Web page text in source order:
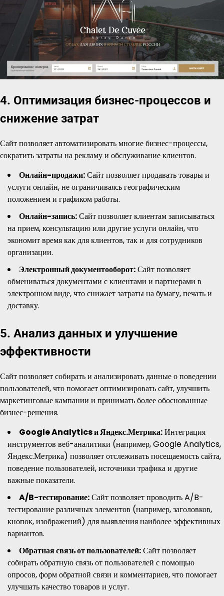
4. Оптимизация бизнес-процессов и
снижение затрат
Сайт позволяет автоматизировать многие бизнес-процессы,
сократить затраты на рекламу и обслуживание клиентов.
Онлайн-продажи:Сайт позволяет продавать товары и
услуги онлайн, не ограничиваясь географическим
положением и графиком работы.
Онлайн-запись:Сайт позволяет клиентам записываться
на прием, консультацию или другие услуги онлайн, что
экономит время как для клиентов, так и для сотрудников
организации.
Электронный документооборот:Сайт позволяет
обмениваться документами с клиентами и партнерами в
электронном виде, что снижает затраты на бумагу, печать и
доставку.
5. Анализ данных и улучшение
эффективности
Сайт позволяет собирать и анализировать данные о поведении
пользователей, что помогает оптимизировать сайт, улучшить
маркетинговые кампании и принимать более обоснованные
бизнес-решения.
Google Analytics и Яндекс.Метрика:Интеграция
инструментов веб-аналитики (например, Google Analytics,
Яндекс.Метрика) позволяет отслеживать посещаемость сайта,
поведение пользователей, источники трафика и другие
важные показатели.
A/B-тестирование:Сайт позволяет проводить A/B-
тестирование различных элементов (например, заголовков,
кнопок, изображений) для выявления наиболее эффективных
вариантов.
Обратная связь от пользователей:Сайт позволяет
собирать обратную связь от пользователей с помощью
опросов, форм обратной связи и комментариев, что помогает
улучшать качество товаров и услуг.